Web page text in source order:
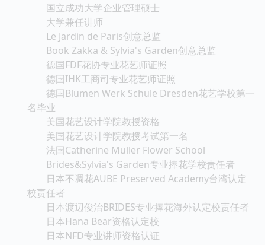
国立成功大学企业管理硕士
大学兼任讲师
Le Jardin de Paris创意总监
Book Zakka & Sylvia's Garden创意总监
德国FDF花协专业花艺师证照
德国IHK工商司专业花艺师证照
德国Blumen Werk Schule Dresden花艺学校第一
名毕业
美国花艺设计学院教授资格
美国花艺设计学院教授考试第一名
法国Catherine Muller Flower School
Brides&Sylvia's Garden专业捧花学校责任者
日本不凋花AUBE Preserved Academy台湾认定
校责任者
日本渡辺俊治BRIDES专业捧花海外认定校责任者
日本Hana Bear资格认定校
日本NFD专业讲师资格认证